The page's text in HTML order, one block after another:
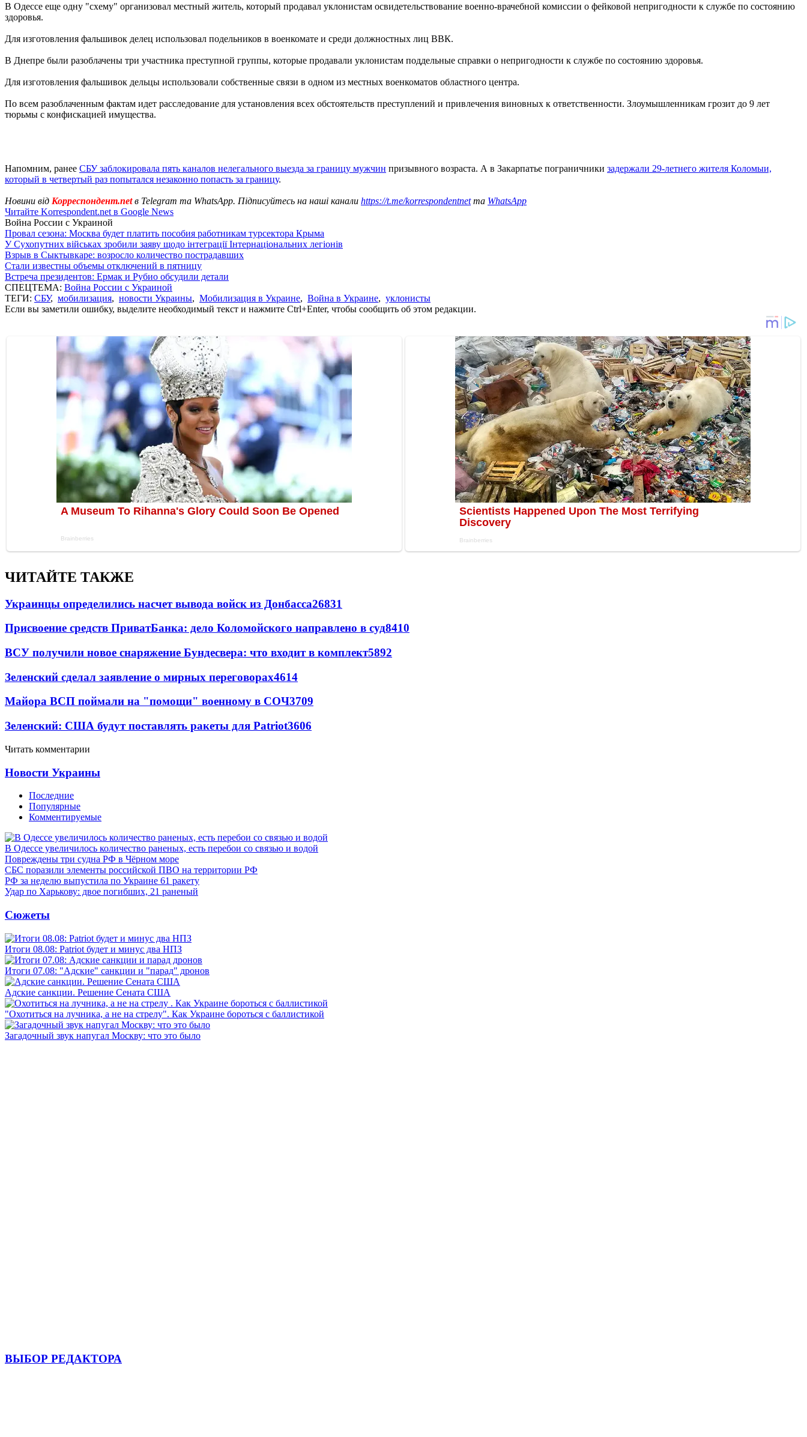
В Одессе еще одну "схему" организовал местный житель, который продавал уклонистам освидетельствование военно-врачебной комиссии о фейковой непригодности к службе по состоянию
здоровья.
Для изготовления фальшивок делец использовал подельников в военкомате и среди должностных лиц ВВК.
В Днепре были разоблачены три участника преступной группы, которые продавали уклонистам поддельные справки о непригодности к службе по состоянию здоровья.
Для изготовления фальшивок дельцы использовали собственные связи в одном из местных военкоматов областного центра.
По всем разоблаченным фактам идет расследование для установления всех обстоятельств преступлений и привлечения виновных к ответственности. Злоумышленникам грозит до 9 лет
тюрьмы с конфискацией имущества.
Напомним, ранее СБУ заблокировала пять каналов нелегального выезда за границу мужчин призывного возраста. А в Закарпатье пограничники задержали 29-летнего жителя Коломыи,
который в четвертый раз попытался незаконно попасть за границу.
Новини від Корреспондент.netв Telegram та WhatsApp. Підписуйтесь на наші канали https://t.me/korrespondentnetта WhatsApp
Читайте Korrespondent.net в Google News
Война России с Украиной
Провал сезона: Москва будет платить пособия работникам турсектора Крыма
У Сухопутних військах зробили заяву щодо інтеграції Інтернаціональних легіонів
Взрыв в Сыктывкаре: возросло количество пострадавших
Стали известны объемы отключений в пятницу
Встреча президентов: Ермак и Рубио обсудили детали
СПЕЦТЕМА: Война России с Украиной
ТЕГИ: СБУ, мобилизация, новости Украины, Мобилизация в Украине, Война в Украине, уклонисты
Если вы заметили ошибку, выделите необходимый текст и нажмите Ctrl+Enter, чтобы сообщить об этом редакции.
ЧИТАЙТЕ ТАКЖЕ
Украинцы определились насчет вывода войск из Донбасса26831
Присвоение средств ПриватБанка: дело Коломойского направлено в суд8410
ВСУ получили новое снаряжение Бундесвера: что входит в комплект5892
Зеленский сделал заявление о мирных переговорах4614
Майора ВСП поймали на "помощи" военному в СОЧ3709
Зеленский: США будут поставлять ракеты для Patriot3606
Читать комментарии
Новости Украины
Последние
Популярные
Комментируемые
В Одессе увеличилось количество раненых, есть перебои со связью и водой
Повреждены три судна РФ в Чёрном море
СБС поразили элементы российской ПВО на территории РФ
РФ за неделю выпустила по Украине 61 ракету
Удар по Харькову: двое погибших, 21 раненый
Сюжеты
Итоги 08.08: Patriot будет и минус два НПЗ
Итоги 07.08: "Адские" санкции и "парад" дронов
Адские санкции. Решение Сената США
"Охотиться на лучника, а не на стрелу". Как Украине бороться с баллистикой
Загадочный звук напугал Москву: что это было
ВЫБОР РЕДАКТОРА